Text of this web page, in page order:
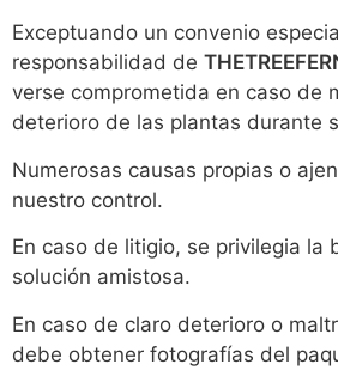
Exceptuando un convenio
responsabilidad de
verse comprometida en caso de
deterioro de las plantas durante
Numerosas causas propias o
nuestro control.
En caso de litigio, se privilegia la
solución amistosa.
En caso de claro deterioro o
debe obtener fotografías del